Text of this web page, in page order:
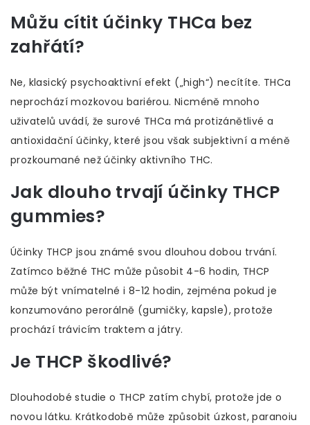
Můžu cítit účinky THCa bez
zahřátí?
Ne, klasický psychoaktivní efekt („high“) necítíte. THCa
neprochází mozkovou bariérou. Nicméně mnoho
uživatelů uvádí, že surové THCa má protizánětlivé a
antioxidační účinky, které jsou však subjektivní a méně
prozkoumané než účinky aktivního THC.
Jak dlouho trvají účinky THCP
gummies?
Účinky THCP jsou známé svou dlouhou dobou trvání.
Zatímco běžné THC může působit 4-6 hodin, THCP
může být vnímatelné i 8-12 hodin, zejména pokud je
konzumováno perorálně (gumičky, kapsle), protože
prochází trávicím traktem a játry.
Je THCP škodlivé?
Dlouhodobé studie o THCP zatím chybí, protože jde o
novou látku. Krátkodobě může způsobit úzkost, paranoiu